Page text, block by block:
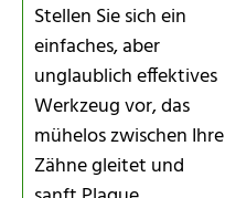
Stellen Sie sich ein
einfaches, aber
unglaublich effektives
Werkzeug vor, das
mühelos zwischen Ihre
Zähne gleitet und